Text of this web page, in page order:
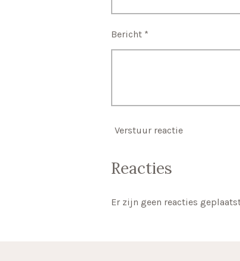
Bericht *
Verstuur reactie
Reacties
Er zijn geen reacties